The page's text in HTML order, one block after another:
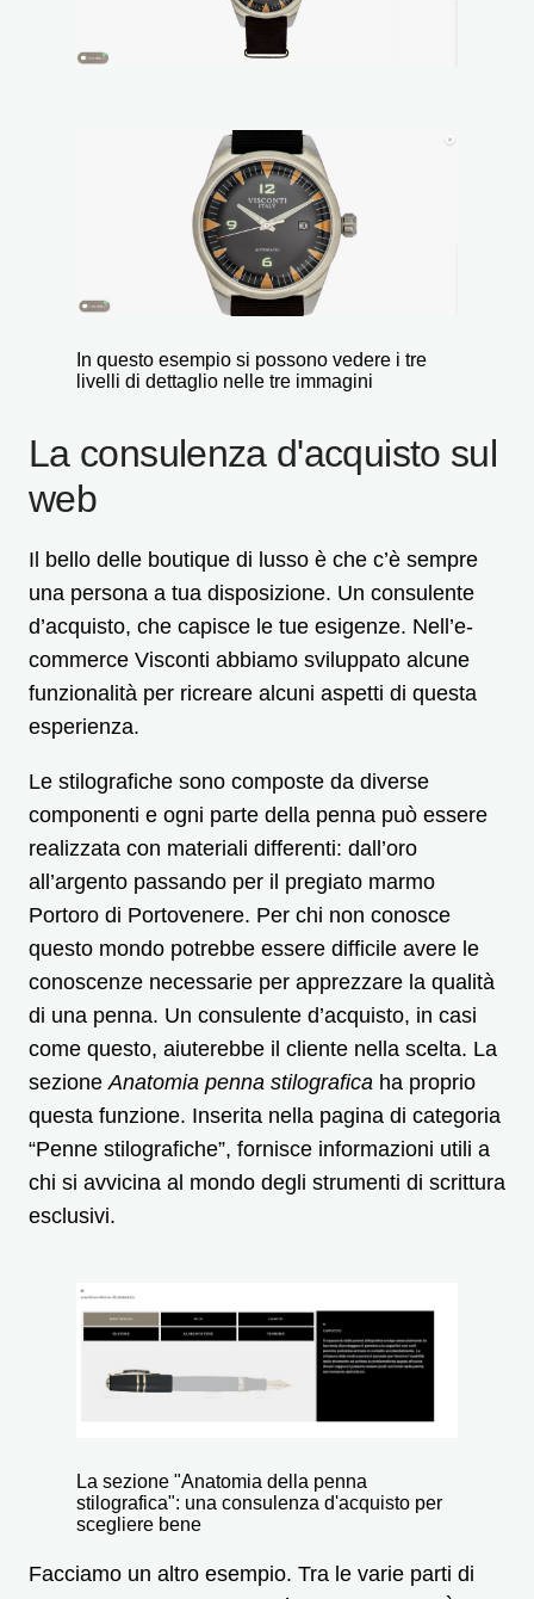
In questo esempio si possono vedere i tre
livelli di dettaglio nelle tre immagini
La consulenza d'acquisto sul
web
Il bello delle boutique di lusso è che c’è sempre
una persona a tua disposizione. Un consulente
d’acquisto, che capisce le tue esigenze. Nell’e-
commerce Visconti abbiamo sviluppato alcune
funzionalità per ricreare alcuni aspetti di questa
esperienza.
Le stilografiche sono composte da diverse
componenti e ogni parte della penna può essere
realizzata con materiali differenti: dall’oro
all’argento passando per il pregiato marmo
Portoro di Portovenere. Per chi non conosce
questo mondo potrebbe essere difficile avere le
conoscenze necessarie per apprezzare la qualità
di una penna. Un consulente d’acquisto, in casi
come questo, aiuterebbe il cliente nella scelta. La
sezione Anatomia penna stilografica ha proprio
questa funzione. Inserita nella pagina di categoria
“Penne stilografiche”, fornisce informazioni utili a
chi si avvicina al mondo degli strumenti di scrittura
esclusivi.
La sezione "Anatomia della penna
stilografica": una consulenza d'acquisto per
scegliere bene
Facciamo un altro esempio. Tra le varie parti di